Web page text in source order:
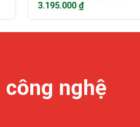
3.195.000 ₫
nghệ